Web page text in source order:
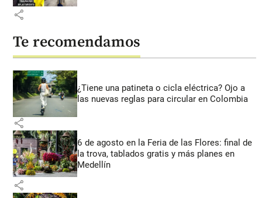
share
Te recomendamos
¿Tiene una patineta o cicla eléctrica? Ojo a
las nuevas reglas para circular en Colombia
share
6 de agosto en la Feria de las Flores: final de
la trova, tablados gratis y más planes en
Medellín
share